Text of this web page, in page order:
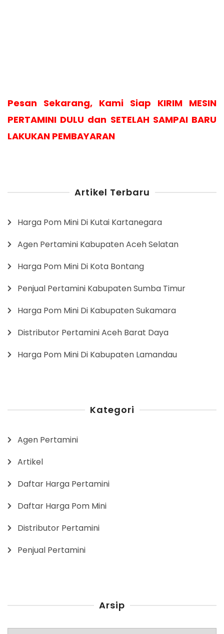
Pesan Sekarang, Kami Siap KIRIM MESIN
PERTAMINI DULU dan SETELAH SAMPAI BARU
LAKUKAN PEMBAYARAN
Artikel Terbaru
Harga Pom Mini Di Kutai Kartanegara
Agen Pertamini Kabupaten Aceh Selatan
Harga Pom Mini Di Kota Bontang
Penjual Pertamini Kabupaten Sumba Timur
Harga Pom Mini Di Kabupaten Sukamara
Distributor Pertamini Aceh Barat Daya
Harga Pom Mini Di Kabupaten Lamandau
Kategori
Agen Pertamini
Artikel
Daftar Harga Pertamini
Daftar Harga Pom Mini
Distributor Pertamini
Penjual Pertamini
Arsip